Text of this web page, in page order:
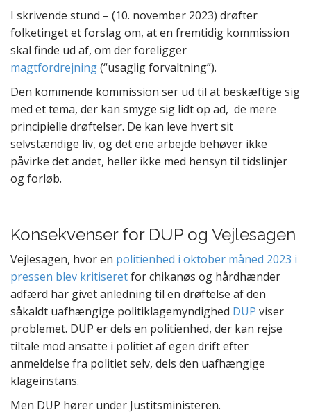
I skrivende stund – (10. november 2023) drøfter
folketinget et forslag om, at en fremtidig kommission
skal finde ud af, om der foreligger
magtfordrejning(“usaglig forvaltning”).
Den kommende kommission ser ud til at beskæftige sig
med et tema, der kan smyge sig lidt op ad, de mere
principielle drøftelser. De kan leve hvert sit
selvstændige liv, og det ene arbejde behøver ikke
påvirke det andet, heller ikke med hensyn til tidslinjer
og forløb.
Konsekvenser for DUP og Vejlesagen
Vejlesagen, hvor en politienhed i oktober måned 2023 i
pressen blev kritiseretfor chikanøs og hårdhænder
adfærd har givet anledning til en drøftelse af den
såkaldt uafhængige politiklagemyndighed DUP viser
problemet. DUP er dels en politienhed, der kan rejse
tiltale mod ansatte i politiet af egen drift efter
anmeldelse fra politiet selv, dels den uafhængige
klageinstans.
Men DUP hører under Justitsministeren.